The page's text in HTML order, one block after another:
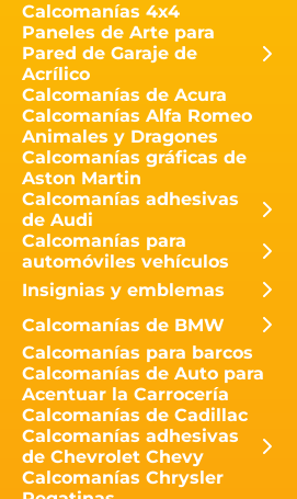
Calcomanías 4x4
Paneles de Arte para
Pared de Garaje de
Acrílico
Calcomanías de Acura
Calcomanías Alfa Romeo
Animales y Dragones
Calcomanías gráficas de
Aston Martin
Calcomanías adhesivas
de Audi
Calcomanías para
automóviles vehículos
Insignias y emblemas
Calcomanías de BMW
Calcomanías para barcos
Calcomanías de Auto para
Acentuar la Carrocería
Calcomanías de Cadillac
Calcomanías adhesivas
de Chevrolet Chevy
Calcomanías Chrysler